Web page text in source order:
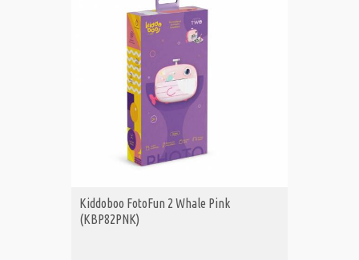
Kiddoboo FotoFun 2 Whale Pink
(KBP82PNK)